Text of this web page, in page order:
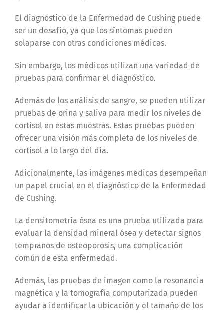
El diagnóstico de la Enfermedad de Cushing puede
ser un desafío, ya que los síntomas pueden
solaparse con otras condiciones médicas.
Sin embargo, los médicos utilizan una variedad de
pruebas para confirmar el diagnóstico.
Además de los análisis de sangre, se pueden utilizar
pruebas de orina y saliva para medir los niveles de
cortisol en estas muestras. Estas pruebas pueden
ofrecer una visión más completa de los niveles de
cortisol a lo largo del día.
Adicionalmente, las imágenes médicas desempeñan
un papel crucial en el diagnóstico de la Enfermedad
de Cushing.
La densitometría ósea es una prueba utilizada para
evaluar la densidad mineral ósea y detectar signos
tempranos de osteoporosis, una complicación
común de esta enfermedad.
Además, las pruebas de imagen como la resonancia
magnética y la tomografía computarizada pueden
ayudar a identificar la ubicación y el tamaño de los